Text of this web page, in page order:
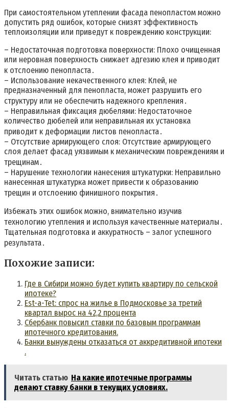
При самостоятельном утеплении фасада пенопластом можно
допустить ряд ошибок, которые снизят эффективность
теплоизоляции или приведут к повреждению конструкции:
– Недостаточная подготовка поверхности: Плохо очищенная
или неровная поверхность снижает адгезию клея и приводит
к отслоению пенопласта․
– Использование некачественного клея: Клей, не
предназначенный для пенопласта, может разрушить его
структуру или не обеспечить надежного крепления․
– Неправильная фиксация дюбелями: Недостаточное
количество дюбелей или неправильная их установка
приводит к деформации листов пенопласта․
– Отсутствие армирующего слоя: Отсутствие армирующего
слоя делает фасад уязвимым к механическим повреждениям и
трещинам․
– Нарушение технологии нанесения штукатурки: Неправильно
нанесенная штукатурка может привести к образованию
трещин и отслоению финишного покрытия․
Избежать этих ошибок можно, внимательно изучив
технологию утепления и используя качественные материалы․
Тщательная подготовка и аккуратность – залог успешного
результата․
Похожие записи:
Где в Сибири можно будет купить квартиру по сельской
ипотеке?
Est-a-Tet: спрос на жилье в Подмосковье за третий
квартал вырос на 42,2 процента
Сбербанк повысил ставки по базовым программам
ипотечного кредитования.
Банки вынуждены отказаться от аккредитивной ипотеки
.
Читать статью На какие ипотечные программы
делают ставку банки в текущих условиях.